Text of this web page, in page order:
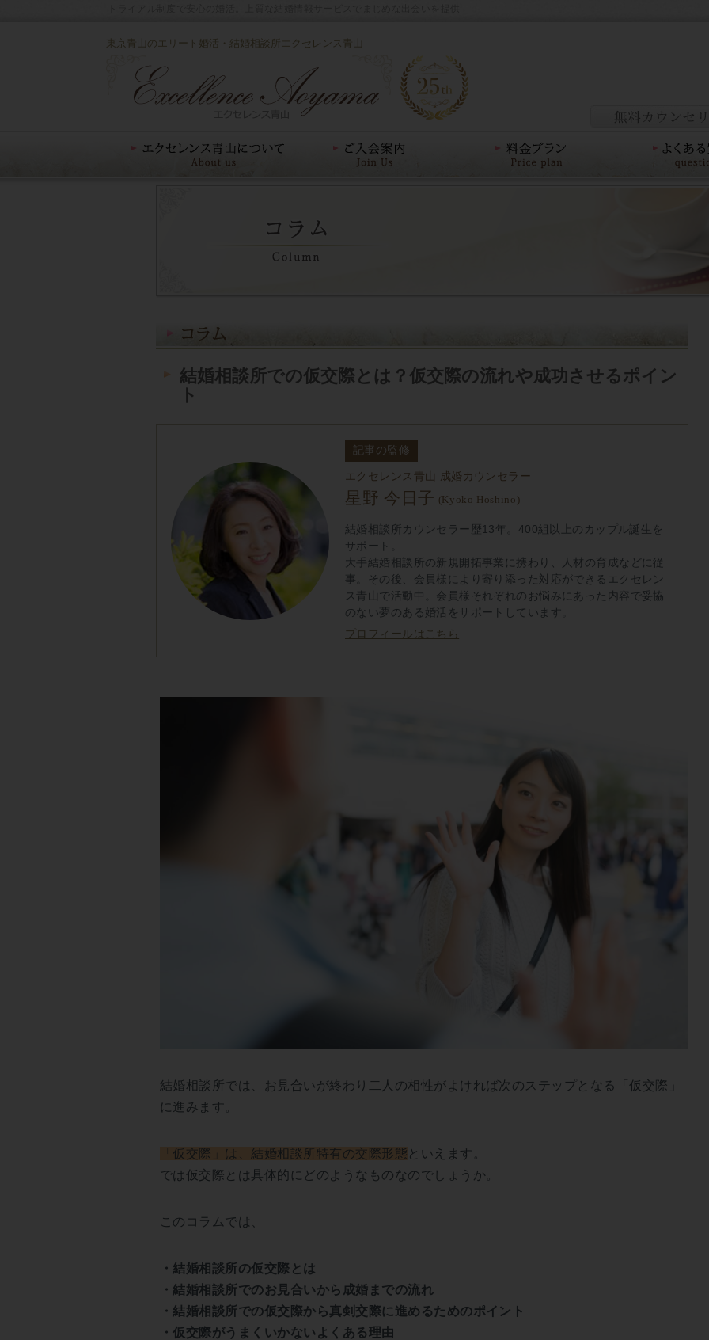
東京青山のエリート婚活・結婚相談所エクセレンス青山
結婚相談所での仮交際とは？仮交際の流れや成功させるポイン
ト
記事の監修
エクセレンス青山 成婚カウンセラー
星野 今日子 (Kyoko Hoshino)
結婚相談所カウンセラー歴13年。400組以上のカップル誕生を
サポート。
大手結婚相談所の新規開拓事業に携わり、人材の育成などに従
事。その後、会員様により寄り添った対応ができるエクセレン
ス青山で活動中。会員様それぞれのお悩みにあった内容で妥協
のない夢のある婚活をサポートしています。
プロフィールはこちら
結婚相談所では、お見合いが終わり二人の相性がよければ次のステップとなる「仮交際」
に進みます。
「仮交際」は、結婚相談所特有の交際形態 といえます。
では仮交際とは具体的にどのようなものなのでしょうか。
このコラムでは、
・結婚相談所の仮交際とは
・結婚相談所でのお見合いから成婚までの流れ
・結婚相談所での仮交際から真剣交際に進めるためのポイント
・仮交際がうまくいかないよくある理由